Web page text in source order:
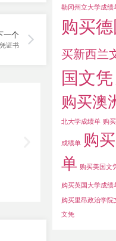
一个
证书
勒冈州立大学成绩
购买
买新西兰
国文凭
购买澳
北大学成绩单 购
成绩单 购
单 购买美国文
购买英国大学成绩
购买里昂政治学院
文凭